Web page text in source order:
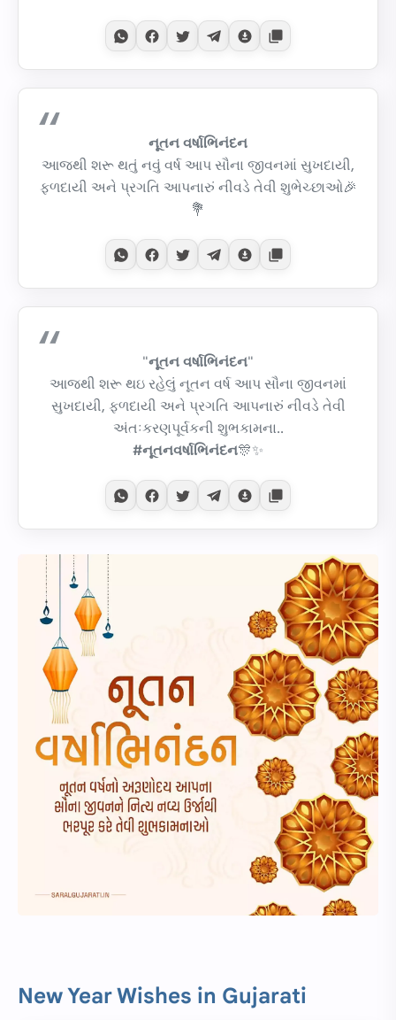
નૂતન વર્ષાભિનંદન
આજથી શરૂ થતું નવું વર્ષ આપ સૌના જીવનમાં સુખદાયી,
ફળદાયી અને પ્રગતિ આપનારું નીવડે તેવી શુભેચ્છાઓ🎉
💐
"નૂતન વર્ષાભિનંદન"
આજથી શરૂ થઇ રહેલું નૂતન વર્ષ આપ સૌના જીવનમાં
સુખદાયી, ફળદાયી અને પ્રગતિ આપનારું નીવડે તેવી
અંતઃકરણપૂર્વકની શુભકામના..
#નૂતનવર્ષાભિનંદન🎊✨
New Year Wishes in Gujarati